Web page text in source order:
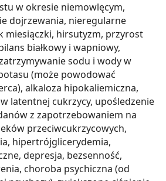
w okresie niemowlęcym,
dojrzewania, nieregularne
miesiączki, hirsutyzm, przyrost
białkowy i wapniowy,
sodu i wody w
(może powodować
alkaloza hipokaliemiczna,
latentnej cukrzycy, upośledzenie
z zapotrzebowaniem na
przeciwcukrzycowych,
hipertrójglicerydemia,
depresja, bezsenność,
choroba psychiczna (od